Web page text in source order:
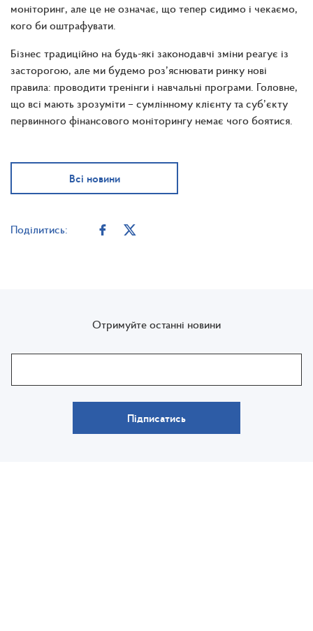
моніторинг, але це не означає, що тепер сидимо і чекаємо,
кого би оштрафувати.
Бізнес традиційно на будь-які законодавчі зміни реагує із
засторогою, але ми будемо роз’яснювати ринку нові
правила: проводити тренінги і навчальні програми. Головне,
що всі мають зрозуміти – сумлінному клієнту та суб’єкту
первинного фінансового моніторингу немає чого боятися.
Всі новини
Поділитись:
Отримуйте останні новини
Підписатись